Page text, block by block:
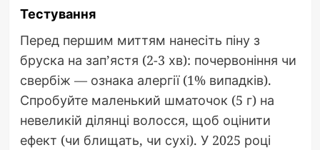
Тестування
Перед першим миттям нанесіть піну з
бруска на зап’ястя (2-3 хв): почервоніння чи
свербіж — ознака алергії (1% випадків).
Спробуйте маленький шматочок (5 г) на
невеликій ділянці волосся, щоб оцінити
ефект (чи блищать, чи сухі). У 2025 році